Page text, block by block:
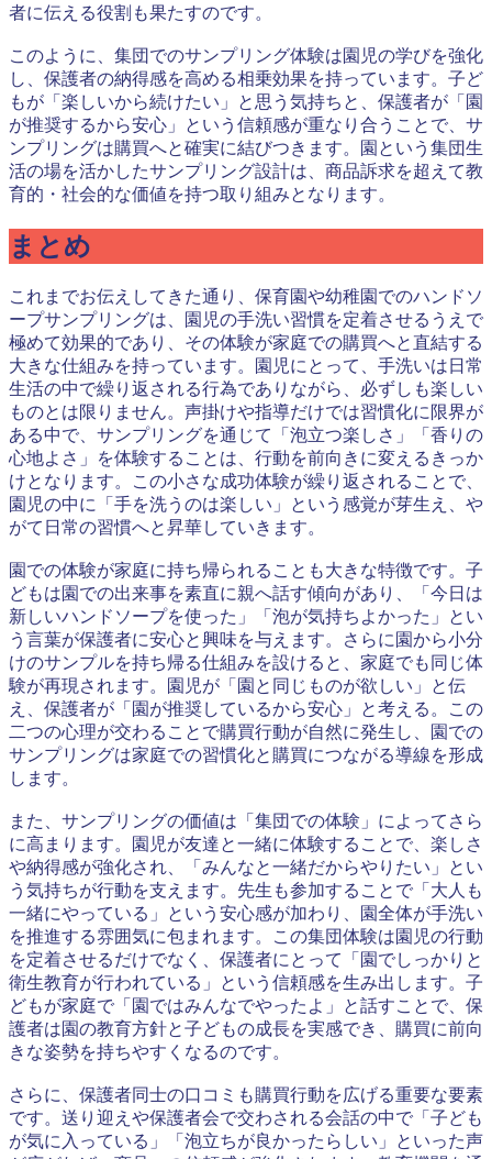
者に伝える役割も果たすのです。
このように、集団でのサンプリング体験は園児の学びを強化
し、保護者の納得感を高める相乗効果を持っています。子ど
もが「楽しいから続けたい」と思う気持ちと、保護者が「園
が推奨するから安心」という信頼感が重なり合うことで、サ
ンプリングは購買へと確実に結びつきます。園という集団生
活の場を活かしたサンプリング設計は、商品訴求を超えて教
育的・社会的な価値を持つ取り組みとなります。
まとめ
これまでお伝えしてきた通り、保育園や幼稚園でのハンドソ
ープサンプリングは、園児の手洗い習慣を定着させるうえで
極めて効果的であり、その体験が家庭での購買へと直結する
大きな仕組みを持っています。園児にとって、手洗いは日常
生活の中で繰り返される行為でありながら、必ずしも楽しい
ものとは限りません。声掛けや指導だけでは習慣化に限界が
ある中で、サンプリングを通じて「泡立つ楽しさ」「香りの
心地よさ」を体験することは、行動を前向きに変えるきっか
けとなります。この小さな成功体験が繰り返されることで、
園児の中に「手を洗うのは楽しい」という感覚が芽生え、や
がて日常の習慣へと昇華していきます。
園での体験が家庭に持ち帰られることも大きな特徴です。子
どもは園での出来事を素直に親へ話す傾向があり、「今日は
新しいハンドソープを使った」「泡が気持ちよかった」とい
う言葉が保護者に安心と興味を与えます。さらに園から小分
けのサンプルを持ち帰る仕組みを設けると、家庭でも同じ体
験が再現されます。園児が「園と同じものが欲しい」と伝
え、保護者が「園が推奨しているから安心」と考える。この
二つの心理が交わることで購買行動が自然に発生し、園での
サンプリングは家庭での習慣化と購買につながる導線を形成
します。
また、サンプリングの価値は「集団での体験」によってさら
に高まります。園児が友達と一緒に体験することで、楽しさ
や納得感が強化され、「みんなと一緒だからやりたい」とい
う気持ちが行動を支えます。先生も参加することで「大人も
一緒にやっている」という安心感が加わり、園全体が手洗い
を推進する雰囲気に包まれます。この集団体験は園児の行動
を定着させるだけでなく、保護者にとって「園でしっかりと
衛生教育が行われている」という信頼感を生み出します。子
どもが家庭で「園ではみんなでやったよ」と話すことで、保
護者は園の教育方針と子どもの成長を実感でき、購買に前向
きな姿勢を持ちやすくなるのです。
さらに、保護者同士の口コミも購買行動を広げる重要な要素
です。送り迎えや保護者会で交わされる会話の中で「子ども
が気に入っている」「泡立ちが良かったらしい」といった声